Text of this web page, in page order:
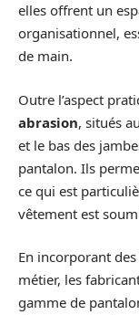
elles offrent un
organisationnel,
de main.
Outre l’aspect
abrasion, situés
et le bas des
pantalon. Ils
ce qui est
vêtement est
En incorporant
métier, les
gamme de